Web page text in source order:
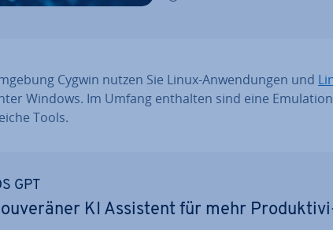
Cygwin nutzen Sie Linux-An­wen­dun­gen und
Windows. Im Umfang enthalten sind eine
Tools.
GPT
KI Assistent für mehr